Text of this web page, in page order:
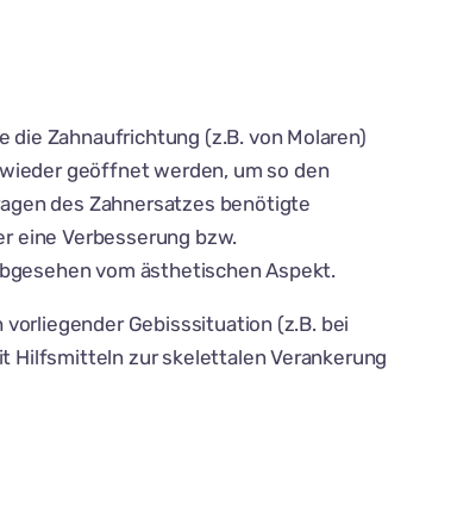
die Zahnaufrichtung (z.B. von Molaren)
geöffnet werden, um so den
des Zahnersatzes benötigte
eine Verbesserung bzw.
vom ästhetischen Aspekt.
Gebisssituation (z.B. bei
Hilfsmitteln zur skelettalen Verankerung